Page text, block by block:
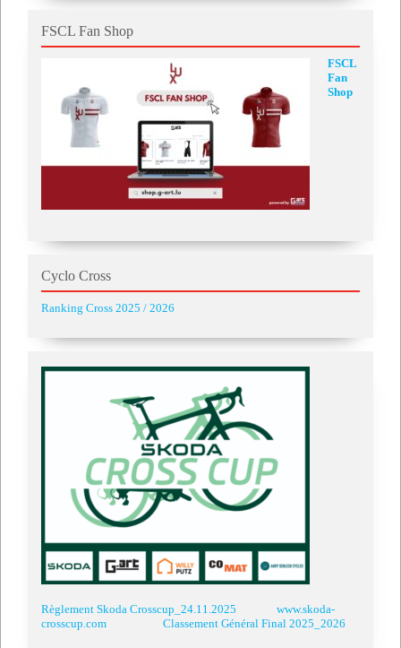
FSCL Fan Shop
FSCL
Fan
Shop
Cyclo Cross
Ranking Cross 2025 / 2026
Règlement Skoda Crosscup_24.11.2025
www.skoda-
crosscup.com
Classement Général Final 2025_2026